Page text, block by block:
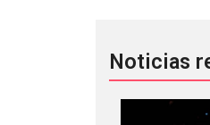
Noticias